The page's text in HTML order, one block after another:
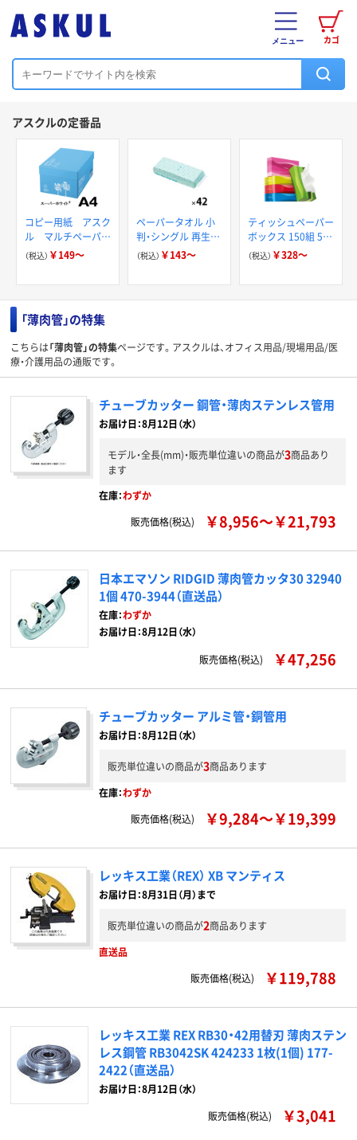
カゴ
メニュー
アスクルの定番品
コピー用紙 アスク
ル マルチペーパー
スーパーホワイト+
（税込） ￥149～
ペーパータオル 小
判・シングル 再生紙
200枚 FSC認証紙
（税込） ￥143～
ティッシュペーパー
ボックス 150組 5箱
入 アスクル スマー
（税込） ￥328～
「薄肉管」の特集
こちらは「薄肉管」の特集ページです。アスクルは、オフィス用品/現場用品/医
療・介護用品の通販です。
チューブカッター 鋼管・薄肉ステンレス管用
お届け日：8月12日（水）
モデル・全長(mm)・販売単位違いの商品が3商品あり
ます
在庫：わずか
販売価格(税込)
￥8,956～￥21,793
日本エマソン RIDGID 薄肉管カッタ30 32940
1個 470-3944（直送品）
在庫：わずか
お届け日：8月12日（水）
販売価格(税込) ￥47,256
チューブカッター アルミ管・銅管用
お届け日：8月12日（水）
販売単位違いの商品が3商品あります
在庫：わずか
販売価格(税込)
￥9,284～￥19,399
レッキス工業（REX） XB マンティス
お届け日：8月31日（月）まで
販売単位違いの商品が2商品あります
直送品
販売価格(税込)
￥119,788
レッキス工業 REX RB30・42用替刃 薄肉ステン
レス鋼管 RB3042SK 424233 1枚(1個) 177-
2422（直送品）
お届け日：8月12日（水）
販売価格(税込)
￥3,041